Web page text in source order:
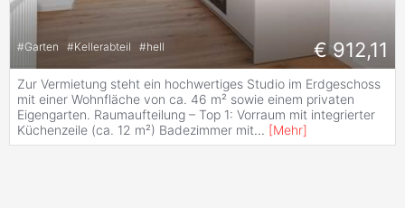
#Garten #Kellerabteil #hell € 912,11
Zur Vermietung steht ein hochwertiges Studio im Erdgeschoss
mit einer Wohnfläche von ca. 46 m² sowie einem privaten
Eigengarten. Raumaufteilung – Top 1: Vorraum mit integrierter
Küchenzeile (ca. 12 m²) Badezimmer mit... [Mehr]